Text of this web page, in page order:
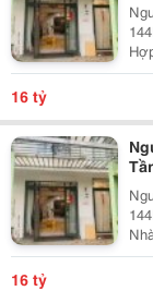
16 tỷ
16 tỷ